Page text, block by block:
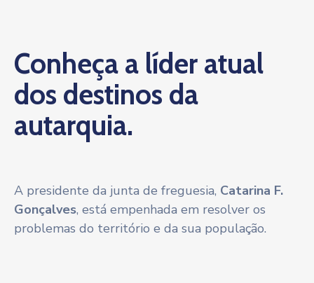
Conheça a líder atual
dos destinos da
autarquia.
A presidente da junta de freguesia, Catarina F.
Gonçalves, está empenhada em resolver os
problemas do território e da sua população.